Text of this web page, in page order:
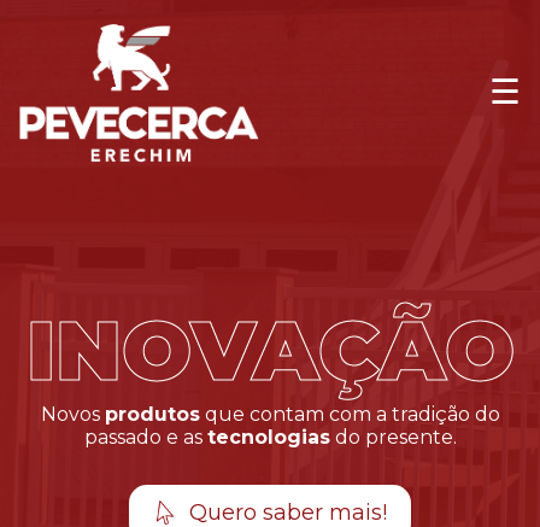
Novos produtosque contam com a tradição do
passado e as tecnologiasdo presente.
Quero saber mais!